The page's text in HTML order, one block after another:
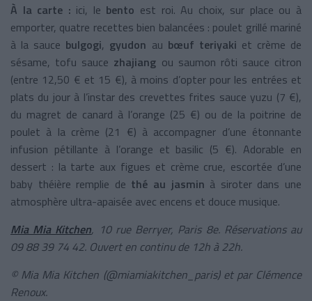
À la carte : ici, le bento est roi. Au choix, sur place ou à
emporter, quatre recettes bien balancées : poulet grillé mariné
à la sauce bulgogi, gyudon au bœuf teriyaki et crème de
sésame, tofu sauce zhajiang ou saumon rôti sauce citron
(entre 12,50 € et 15 €), à moins d’opter pour les entrées et
plats du jour à l’instar des crevettes frites sauce yuzu (7 €),
du magret de canard à l’orange (25 €) ou de la poitrine de
poulet à la crème (21 €) à accompagner d’une étonnante
infusion pétillante à l’orange et basilic (5 €). Adorable en
dessert : la tarte aux figues et crème crue, escortée d’une
baby théière remplie de thé au jasmin à siroter dans une
atmosphère ultra-apaisée avec encens et douce musique.
Mia Mia Kitchen, 10 rue Berryer, Paris 8e. Réservations au
09 88 39 74 42. Ouvert en continu de 12h à 22h.
© Mia Mia Kitchen (@miamiakitchen_paris) et par Clémence
Renoux.